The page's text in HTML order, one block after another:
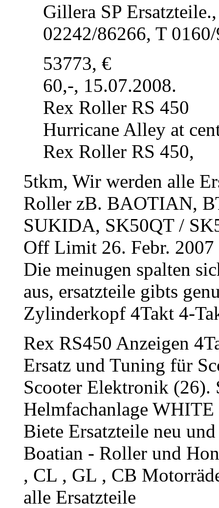
Gillera SP
02242/86266, T
53773, €
60,-, 15.07.2008.
Rex Roller RS 450
Hurricane Alley at
Rex Roller RS 450,
5tkm, Wir werden alle
Roller zB. BAOTIAN,
SUKIDA, SK50QT /
Off Limit 26. Febr. 2007
Die meinugen spalten
aus, ersatzteile gibts
Zylinderkopf 4Takt 4-
Rex RS450 Anzeigen
Ersatz und Tuning für
Scooter Elektronik (26).
Helmfachanlage
Biete Ersatzteile neu
Boatian - Roller und
, CL , GL , CB
alle Ersatzteile